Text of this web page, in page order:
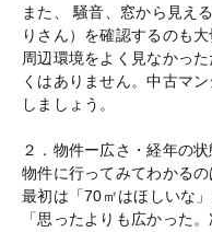
また、 騒音、窓から見え
りさん）を確認するのも
周辺環境をよく見なかっ
くはありません。中古マ
しましょう。
２．物件ー広さ・経年の
物件に行ってみてわかる
最初は「70㎡はほしいな
「思ったよりも広かった